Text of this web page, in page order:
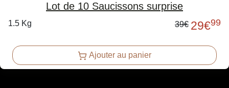
Lot de 10 Saucissons surprise
1.5 Kg 39€ 29€99
Ajouter au panier